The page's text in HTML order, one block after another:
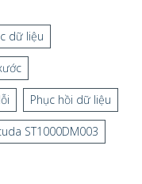
dữ liệu
Phục hồi dữ liệu
ST1000DM003